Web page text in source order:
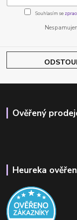
Souhlasím se
Ověřený
Heureka